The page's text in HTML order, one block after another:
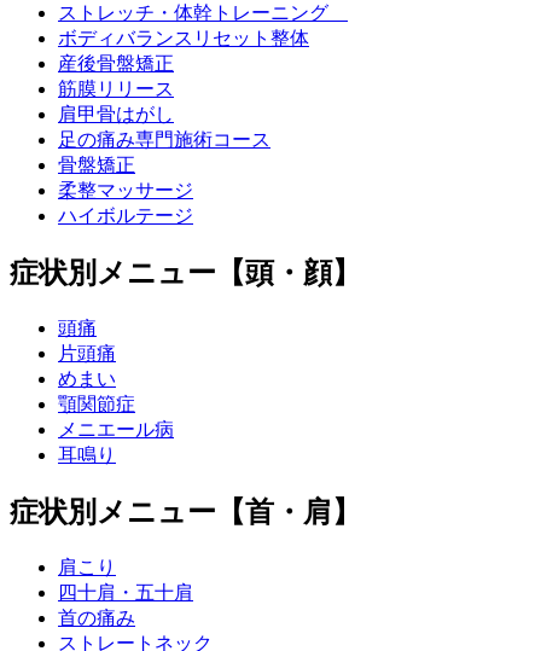
ストレッチ・体幹トレーニング
ボディバランスリセット整体
産後骨盤矯正
筋膜リリース
肩甲骨はがし
足の痛み専門施術コース
骨盤矯正
柔整マッサージ
ハイボルテージ
症状別メニュー【頭・顔】
頭痛
片頭痛
めまい
顎関節症
メニエール病
耳鳴り
症状別メニュー【首・肩】
肩こり
四十肩・五十肩
首の痛み
ストレートネック